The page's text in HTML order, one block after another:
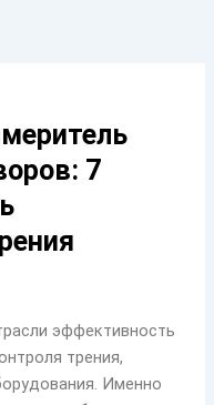
7
эффективность
трения,
Именно